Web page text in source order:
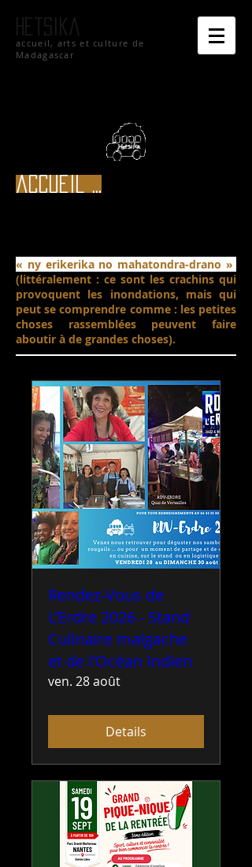
hetsika
accueil, arts et culture de
Madagascar
accueil ...
« ny erikerika no mahatondra-drano »
(littéralement : ce sont les crachins qui
provoquent les inondations, mais qui
peut se comprendre comme : les petites
choses rassemblées peuvent faire
aboutir à de grandes choses).
Rendez-Vous de
L'Erdre 2026 - Stand
Culinaire malgache
et de l'Océan Indien
ven. 28 août
Details